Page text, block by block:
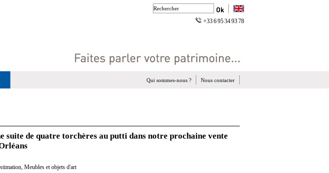
+33 6 95 34 93 78
Nous contacter
Qui sommes-nous ?
suite de quatre torchères au putti dans notre prochaine vente
, Meubles et objets d'art